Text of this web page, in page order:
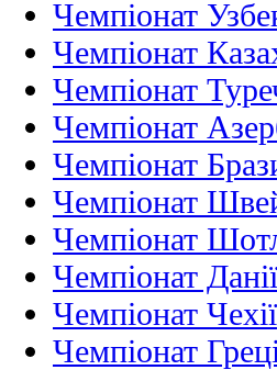
Чемпіонат
Чемпіонат
Чемпіонат
Чемпіонат
Чемпіонат
Чемпіонат
Чемпіонат
Чемпіонат Данії
Чемпіонат Чехії
Чемпіонат